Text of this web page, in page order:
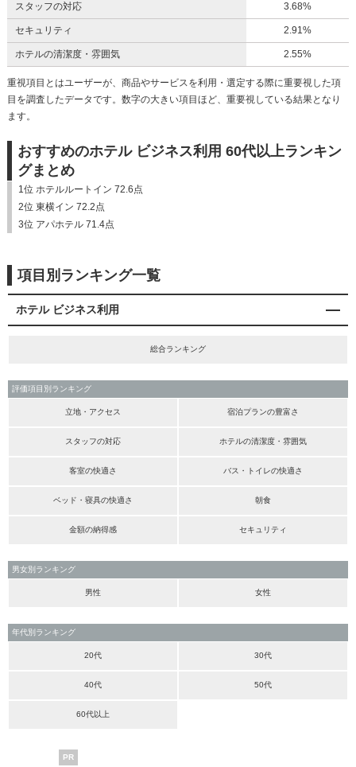
スタッフの対応 3.68%
セキュリティ 2.91%
ホテルの清潔度・雰囲気 2.55%
重視項目とはユーザーが、商品やサービスを利用・選定する際に重要視した項
目を調査したデータです。数字の大きい項目ほど、重要視している結果となり
ます。
おすすめのホテル ビジネス利用 60代以上ランキン
グまとめ
1位 ホテルルートイン 72.6点
2位 東横イン 72.2点
3位 アパホテル 71.4点
項目別ランキング一覧
ホテル ビジネス利用
総合ランキング
評価項目別ランキング
立地・アクセス 宿泊プランの豊富さ
スタッフの対応 ホテルの清潔度・雰囲気
客室の快適さ バス・トイレの快適さ
ベッド・寝具の快適さ 朝食
金額の納得感 セキュリティ
男女別ランキング
男性 女性
年代別ランキング
20代 30代
40代 50代
60代以上
PR